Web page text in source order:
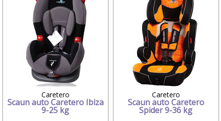
LITTLE BAMBOO
LittleLife
Lowan
Magniflex
MAMO TATO
MAXI-COSI
Mebby
MEDELA
Melissa&Doug
Mesterel
Caretero
Scaun auto Caretero Ibiza
9-25 kg
Caretero
Scaun auto Caretero
Spider 9-36 kg